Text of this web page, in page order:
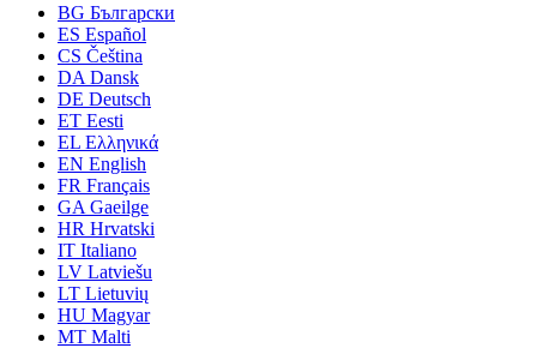
BG Български
ES Español
CS Čeština
DA Dansk
DE Deutsch
ET Eesti
EL Ελληνικά
EN English
FR Français
GA Gaeilge
HR Hrvatski
IT Italiano
LV Latviešu
LT Lietuvių
HU Magyar
MT Malti